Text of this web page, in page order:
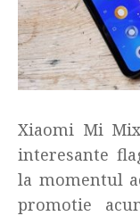
Xiaomi Mi
interesante
la momentul
promotie